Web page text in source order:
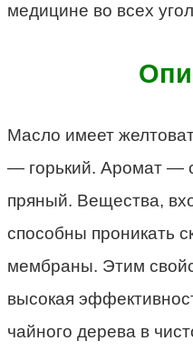
медицине во всех
Масло имеет
— горький. Аромат —
пряный. Вещества,
способны проникать
мембраны. Этим
высокая
чайного дерева в